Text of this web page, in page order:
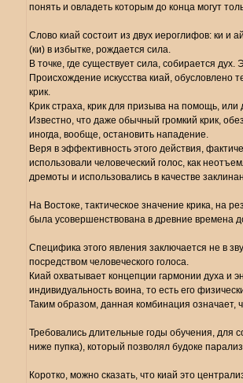
понять и овладеть которым до конца могут
Слово киай состоит из двух иероглифов: ки и
(ки) в избытке, рождается сила.
В точке, где существует сила, собирается
Происхождение искусства киай, обусловлено
крик.
Крик страха, крик для призыва на помощь,
Известно, что даже обычный громкий крик,
иногда, вообще, остановить нападение.
Веря в эффективность этого действия,
использовали человеческий голос, как
дремоты и использовались в качестве
На Востоке, тактическое значение крика, на
была усовершенствована в древние времена
Специфика этого явления заключается не в
посредством человеческого голоса.
Киай охватывает концепции гармонии духа и
индивидуальность воина, то есть его
Таким образом, данная комбинация
Требовались длительные годы обучения, для
ниже пупка), который позволял будоке
Коротко, можно сказать, что киай это